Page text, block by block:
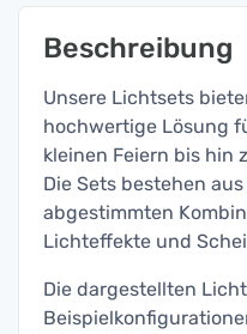
Beschreibung
Unsere Lichtsets
hochwertige Lösung
kleinen Feiern bis hin
Die Sets bestehen
abgestimmten
Lichteffekte und
Die dargestellten